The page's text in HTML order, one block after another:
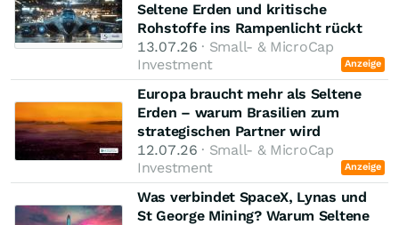
Seltene Erden und kritische
Rohstoffe ins Rampenlicht rückt
13.07.26 · Small- & MicroCap
Investment
Anzeige
Europa braucht mehr als Seltene
Erden – warum Brasilien zum
strategischen Partner wird
12.07.26 · Small- & MicroCap
Investment
Anzeige
Was verbindet SpaceX, Lynas und
St George Mining? Warum Seltene